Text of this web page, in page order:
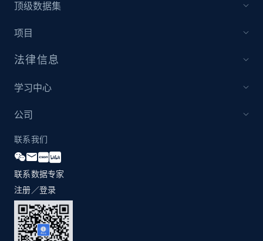
Zara - Products
Category id, Product id, Product name, Price,
Currency, Colour code, Colour, Description, and
more.
Zara - Products - discovery by category url
Category id, Product id, Product name, Price,
Currency, Colour code, Colour, Description, and
more.
顶级数据集
项目
法律信息
学习中心
公司
联系我们
联系数据专家
注册／登录